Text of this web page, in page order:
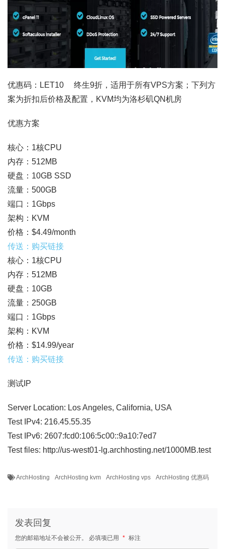
优惠码：LET10 终生9折，适用于所有VPS方案；下列方
案为折扣后价格及配置，KVM均为洛杉矶QN机房
优惠方案
核心：1核CPU
内存：512MB
硬盘：10GB SSD
流量：500GB
端口：1Gbps
架构：KVM
价格：$4.49/month
传送：购买链接
核心：1核CPU
内存：512MB
硬盘：10GB
流量：250GB
端口：1Gbps
架构：KVM
价格：$14.99/year
传送：购买链接
测试IP
Server Location: Los Angeles, California, USA
Test IPv4: 216.45.55.35
Test IPv6: 2607:fcd0:106:5c00::9a10:7ed7
Test files: http://us-west01-lg.archhosting.net/1000MB.test
ArchHosting ArchHosting kvm ArchHosting vps ArchHosting 优惠码
发表回复
您的邮箱地址不会被公开。 必填项已用 * 标注